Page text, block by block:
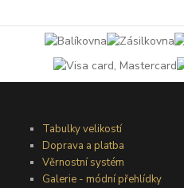
Tabulky velikostí
Doprava a platba
Věrnostní systém
Galerie - módní přehlídky